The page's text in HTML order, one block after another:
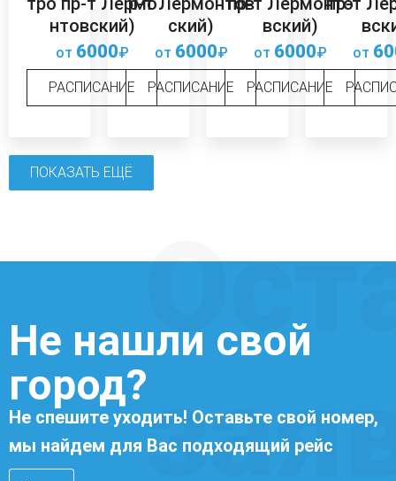
нтовский)
от 6000₽
РАСПИСАНИЕ
ский)
от 6000₽
РАСПИСАНИЕ
вский)
от 6000₽
РАСПИСАНИЕ
от
ПОКАЗАТЬ ЕЩЁ
Не нашли свой
город?
Не спешите уходить! Оставьте свой номер,
мы найдем для Вас подходящий рейс